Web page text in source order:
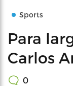
Sports
Para
Carlos
0